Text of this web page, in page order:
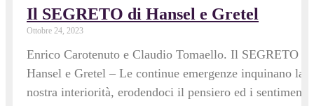
Il SEGRETO di Hansel e Gretel
Ottobre 24, 2023
Enrico Carotenuto e Claudio Tomaello. Il SEGRETO di
Hansel e Gretel – Le continue emergenze inquinano la
nostra interiorità, erodendoci il pensiero ed i sentimenti.